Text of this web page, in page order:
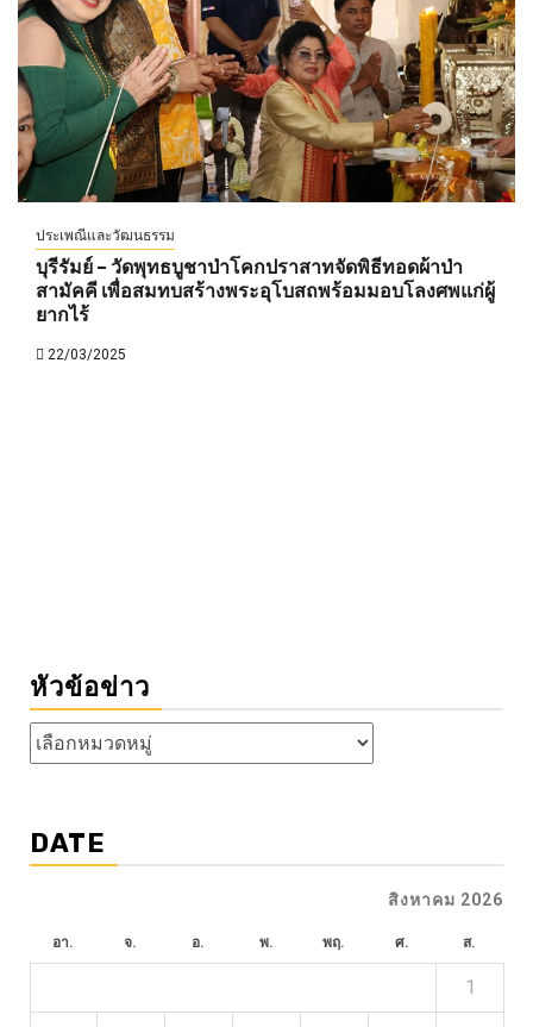
ประเพณีและวัฒนธรรม
บุรีรัมย์ – วัดพุทธบูชาป่าโคกปราสาทจัดพิธีทอดผ้าป่า
สามัคคี เพื่อสมทบสร้างพระอุโบสถพร้อมมอบโลงศพแก่ผู้
ยากไร้
22/03/2025
หัวข้อข่าว
หัวข้อ
ข่าว
DATE
สิงหาคม 2026
อา. จ. อ. พ. พฤ. ศ. ส.
1